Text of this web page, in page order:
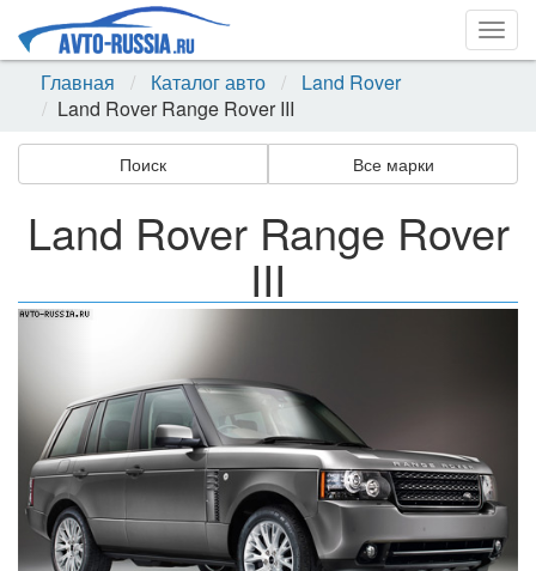
Главная
Каталог авто
Land Rover
Land Rover Range Rover III
Поиск Все марки
Land Rover Range Rover
III
Назад